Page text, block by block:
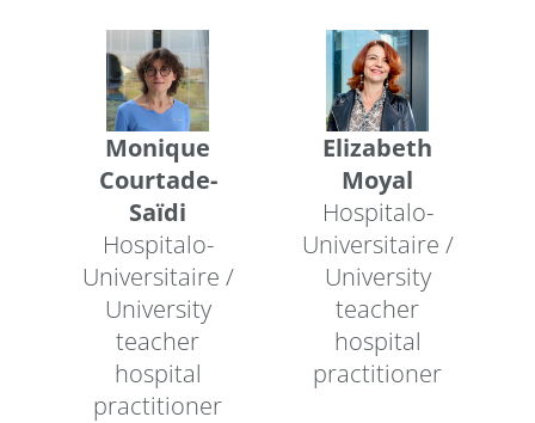
Monique
Courtade-
Saïdi
Hospitalo-
Universitaire /
University
teacher
hospital
practitioner
Elizabeth
Moyal
Hospitalo-
Universitaire /
University
teacher
hospital
practitioner